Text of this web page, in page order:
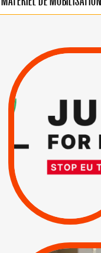
VIOLATIONS DES
SUSPENSION
TOTALE DE
L’ACCORD
D’ASSOCIATION
ISRAËL
|